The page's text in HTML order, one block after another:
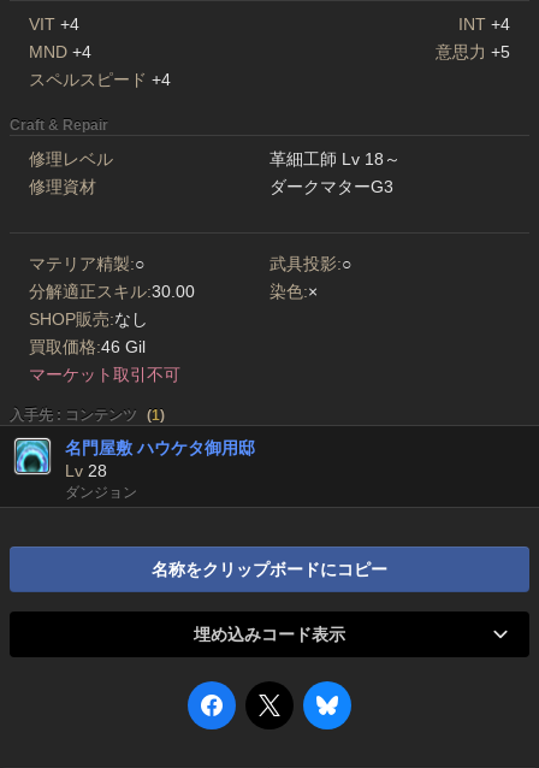
VIT +4 INT +4
MND +4 意思力 +5
スペルスピード +4
Craft & Repair
修理レベル
革細工師 Lv 18～
修理資材
ダークマターG3
マテリア精製:○ 武具投影:○
分解適正スキル:30.00 染色:×
SHOP販売:なし
買取価格:46 Gil
マーケット取引不可
入手先 : コンテンツ (1)
名門屋敷 ハウケタ御用邸
Lv 28
ダンジョン
名称をクリップボードにコピー
埋め込みコード表示